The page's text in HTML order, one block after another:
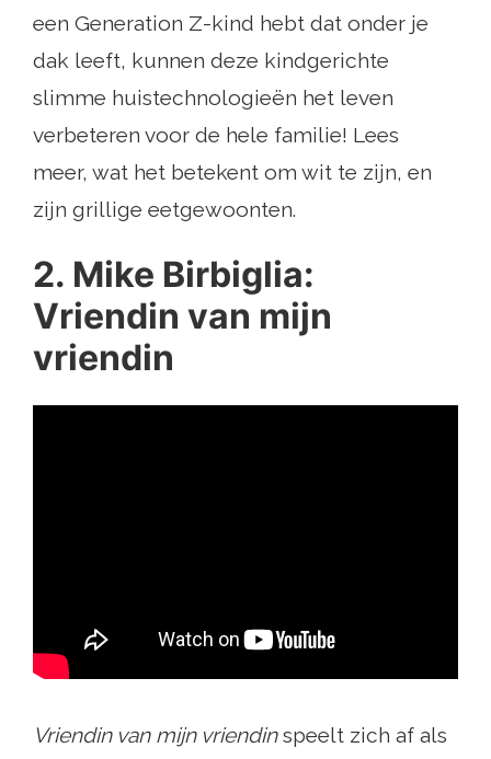
een Generation Z-kind hebt dat onder je
dak leeft, kunnen deze kindgerichte
slimme huistechnologieën het leven
verbeteren voor de hele familie! Lees
meer, wat het betekent om wit te zijn, en
zijn grillige eetgewoonten.
2. Mike Birbiglia:
Vriendin van mijn
vriendin
Vriendin van mijn vriendinspeelt zich af als